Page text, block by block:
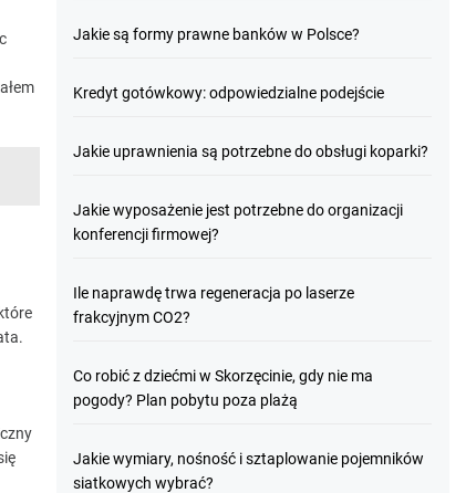
Jakie są formy prawne banków w Polsce?
Kredyt gotówkowy: odpowiedzialne podejście
Jakie uprawnienia są potrzebne do obsługi koparki?
Jakie wyposażenie jest potrzebne do organizacji
konferencji firmowej?
Ile naprawdę trwa regeneracja po laserze
frakcyjnym CO2?
Co robić z dziećmi w Skorzęcinie, gdy nie ma
pogody? Plan pobytu poza plażą
Jakie wymiary, nośność i sztaplowanie pojemników
siatkowych wybrać?